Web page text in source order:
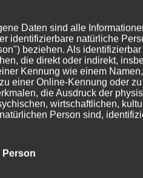
Daten sind alle
identifizierbare natürliche
beziehen. Als
die direkt oder indirekt,
Kennung wie einem
einer Online-Kennung oder
die Ausdruck der
wirtschaftlichen,
Person sind,